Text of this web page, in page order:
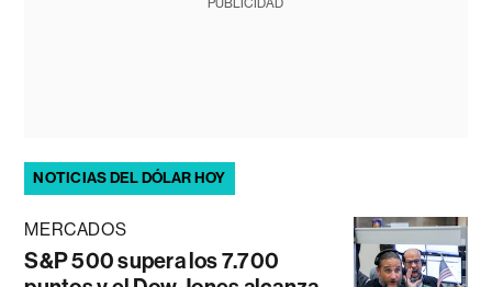
NOTICIAS DEL DÓLAR HOY
MERCADOS
S&P 500 supera los 7.700